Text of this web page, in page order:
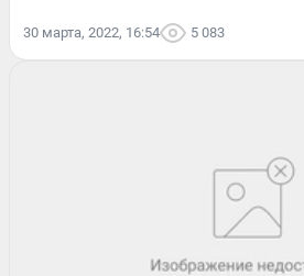
30 марта, 2022, 16:54 5 083